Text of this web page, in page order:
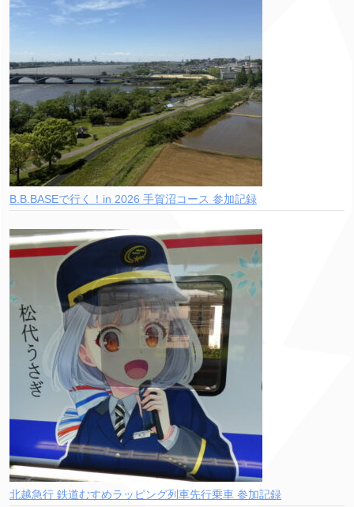
B.B.BASEで行く！in 2026 手賀沼コース 参加記録
北越急行 鉄道むすめラッピング列車先行乗車 参加記録